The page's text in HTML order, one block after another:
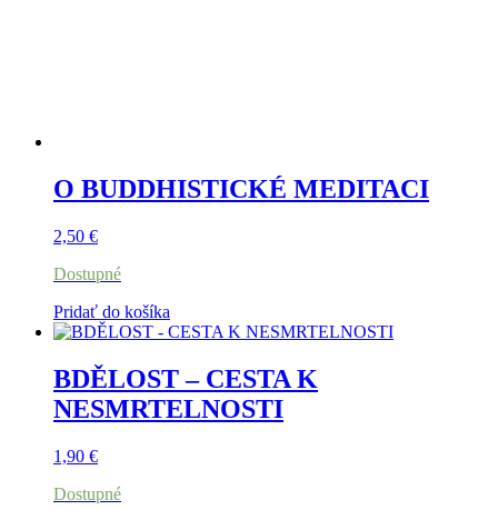
O BUDDHISTICKÉ MEDITACI
2,50 €
Dostupné
Pridať do košíka
BDĚLOST – CESTA K
NESMRTELNOSTI
1,90 €
Dostupné